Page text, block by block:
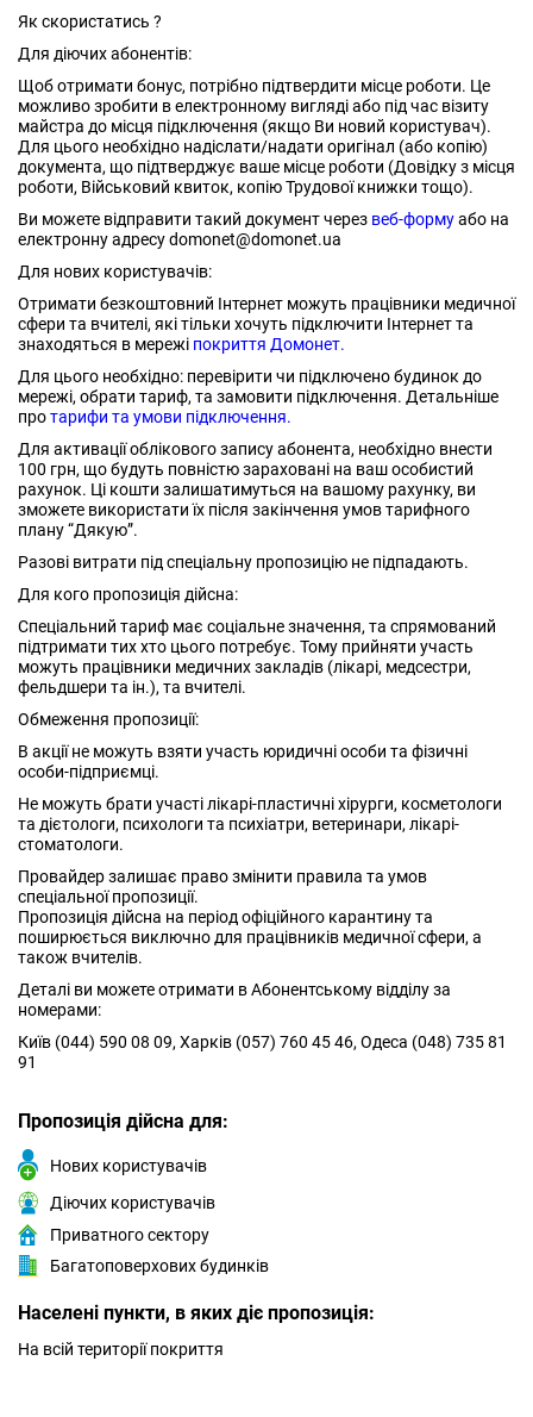
Як скористатись ?
Для діючих абонентів:
Щоб отримати бонус, потрібно підтвердити місце роботи. Це
можливо зробити в електронному вигляді або під час візиту
майстра до місця підключення (якщо Ви новий користувач).
Для цього необхідно надіслати/надати оригінал (або копію)
документа, що підтверджує ваше місце роботи (Довідку з місця
роботи, Військовий квиток, копію Трудової книжки тощо).
Ви можете відправити такий документ через веб-формуабо на
електронну адресу domonet@domonet.ua
Для нових користувачів:
Отримати безкоштовний Інтернет можуть працівники медичної
сфери та вчителі, які тільки хочуть підключити Інтернет та
знаходяться в мережі покриття Домонет.
Для цього необхідно: перевірити чи підключено будинок до
мережі, обрати тариф, та замовити підключення. Детальніше
протарифи та умови підключення.
Для активації облікового запису абонента, необхідно внести
100 грн, що будуть повністю зараховані на ваш особистий
рахунок. Ці кошти залишатимуться на вашому рахунку, ви
зможете використати їх після закінчення умов тарифного
плану “Дякую”.
Разові витрати під спеціальну пропозицію не підпадають.
Для кого пропозиція дійсна:
Спеціальний тариф має соціальне значення, та спрямований
підтримати тих хто цього потребує. Тому прийняти участь
можуть працівники медичних закладів (лікарі, медсестри,
фельдшери та ін.), та вчителі.
Обмеження пропозиції:
В акції не можуть взяти участь юридичні особи та фізичні
особи-підприємці.
Не можуть брати участі лікарі-пластичні хірурги, косметологи
та дієтологи, психологи та психіатри, ветеринари, лікарі-
стоматологи.
Провайдер залишає право змінити правила та умов
спеціальної пропозиції.
Пропозиція дійсна на період офіційного карантину та
поширюється виключно для працівників медичної сфери, а
також вчителів.
Деталі ви можете отримати в Абонентському відділу за
номерами:
Київ (044) 590 08 09, Харків (057) 760 45 46, Одеса (048) 735 81
91
Пропозиція дійсна для:
Нових користувачів
Діючих користувачів
Приватного сектору
Багатоповерхових будинків
Населені пункти, в яких діє пропозиція:
На всій території покриття